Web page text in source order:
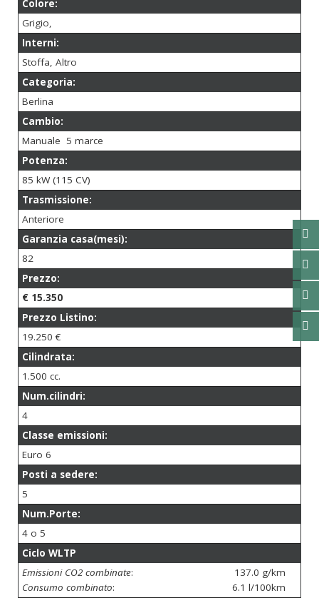
Colore:
Grigio,
Interni:
Stoffa, Altro
Categoria:
Berlina
Cambio:
Manuale 5 marce
Potenza:
85 kW (115 CV)
Trasmissione:
Anteriore
Garanzia casa(mesi):
82
Prezzo:
€ 15.350
Prezzo Listino:
19.250 €
Cilindrata:
1.500 cc.
Num.cilindri:
4
Classe emissioni:
Euro 6
Posti a sedere:
5
Num.Porte:
4 o 5
Ciclo WLTP
Emissioni CO2 combinate:
137.0 g/km
Consumo combinato: 6.1 l/100km